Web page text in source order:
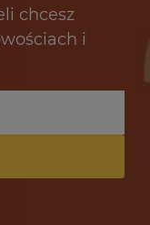
chcesz
i